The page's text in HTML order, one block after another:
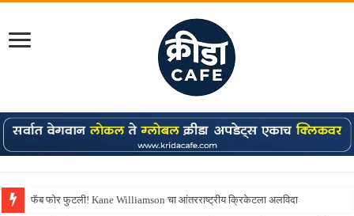
फॅब फोर फुटली! Kane Williamson चा आंतरराष्ट्रीय क्रिकेटला अलविदा
Shreyas Iyer कॅप्टन झाला! टी20 ची पुन्हा मुंबईकराच्या खांद्यावर, एशियन गेम्स…